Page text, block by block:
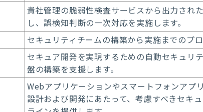
貴社管理の脆弱性検査サービスから出力され
し、誤検知判断の一次対応を実施します。
セキュリティチームの構築から実施までのプ
セキュア開発を実現するための自動セキュリ
盤の構築を支援します。
Webアプリケーションやスマートフォンアプ
設計および開発にあたって、考慮すべきセキ